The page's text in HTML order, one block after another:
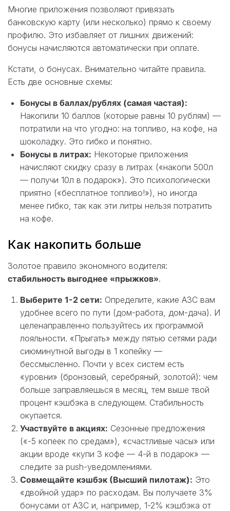
Многие приложения позволяют привязать
банковскую карту (или несколько) прямо к своему
профилю. Это избавляет от лишних движений:
бонусы начисляются автоматически при оплате.
Кстати, о бонусах. Внимательно читайте правила.
Есть две основные схемы:
Бонусы в баллах/рублях (самая частая):
Накопили 10 баллов (которые равны 10 рублям) —
потратили на что угодно: на топливо, на кофе, на
шоколадку. Это гибко и понятно.
Бонусы в литрах: Некоторые приложения
начисляют скидку сразу в литрах («накопи 500л
— получи 10л в подарок»). Это психологически
приятно («бесплатное топливо!»), но иногда
менее гибко, так как эти литры нельзя потратить
на кофе.
Как накопить больше
Золотое правило экономного водителя:
стабильность выгоднее «прыжков».
Выберите 1-2 сети: Определите, какие АЗС вам
удобнее всего по пути (дом-работа, дом-дача). И
целенаправленно пользуйтесь их программой
лояльности. «Прыгать» между пятью сетями ради
сиюминутной выгоды в 1 копейку —
бессмысленно. Почти у всех систем есть
«уровни» (бронзовый, серебряный, золотой): чем
больше заправляешься в месяц, тем выше твой
процент кэшбэка в следующем. Стабильность
окупается.
Участвуйте в акциях: Сезонные предложения
(«-5 копеек по средам»), «счастливые часы» или
акции вроде «купи 3 кофе — 4-й в подарок» —
следите за push-уведомлениями.
Совмещайте кэшбэк (Высший пилотаж): Это
«двойной удар» по расходам. Вы получаете 3%
бонусами от АЗС и, например, 1-2% кэшбэка от